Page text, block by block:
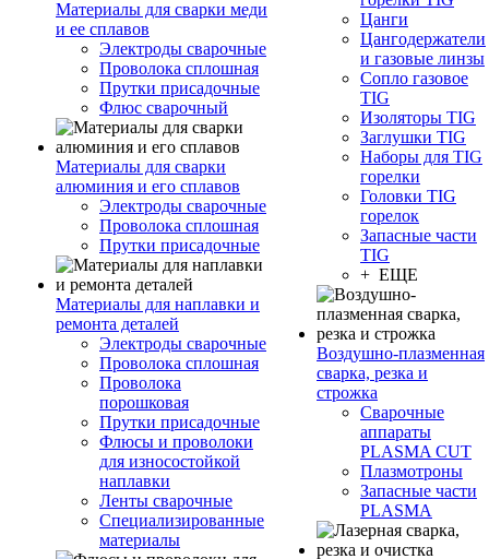
Материалы для сварки меди
и ее сплавов
Электроды сварочные
Проволока сплошная
Прутки присадочные
Флюс сварочный
Материалы для сварки
алюминия и его сплавов
Электроды сварочные
Проволока сплошная
Прутки присадочные
Материалы для наплавки и
ремонта деталей
Электроды сварочные
Проволока сплошная
Проволока
порошковая
Прутки присадочные
Флюсы и проволоки
для износостойкой
наплавки
Ленты сварочные
Специализированные
материалы
Цанги
Цангодержатели
и газовые линзы
Сопло газовое
TIG
Изоляторы TIG
Заглушки TIG
Наборы для TIG
горелки
Головки TIG
горелок
Запасные части
TIG
+ ЕЩЕ
Воздушно-плазменная
сварка, резка и
строжка
Сварочные
аппараты
PLASMA CUT
Плазмотроны
Запасные части
PLASMA